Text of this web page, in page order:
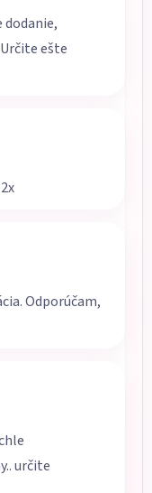
ešte
Odporúčam,
určite